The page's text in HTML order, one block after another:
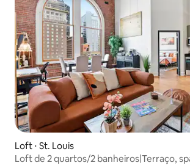
Loft ⋅ St. Louis
Loft de 2 quartos/2 banheiros|Terraço,